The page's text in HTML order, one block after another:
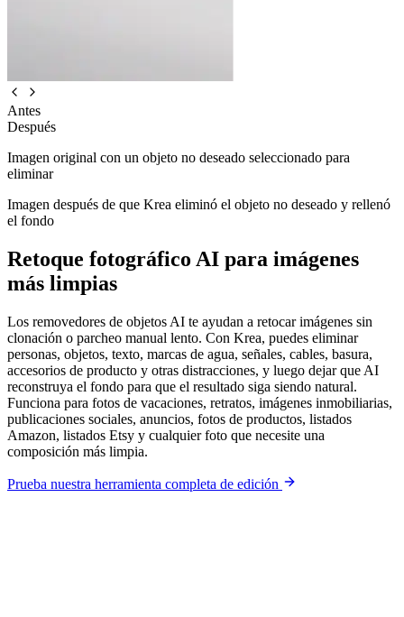
Antes
Después
Imagen original con un objeto no deseado seleccionado para
eliminar
Imagen después de que Krea eliminó el objeto no deseado y rellenó
el fondo
Retoque fotográfico AI para imágenes
más limpias
Los removedores de objetos AI te ayudan a retocar imágenes sin
clonación o parcheo manual lento. Con Krea, puedes eliminar
personas, objetos, texto, marcas de agua, señales, cables, basura,
accesorios de producto y otras distracciones, y luego dejar que AI
reconstruya el fondo para que el resultado siga siendo natural.
Funciona para fotos de vacaciones, retratos, imágenes inmobiliarias,
publicaciones sociales, anuncios, fotos de productos, listados
Amazon, listados Etsy y cualquier foto que necesite una
composición más limpia.
Prueba nuestra herramienta completa de edición